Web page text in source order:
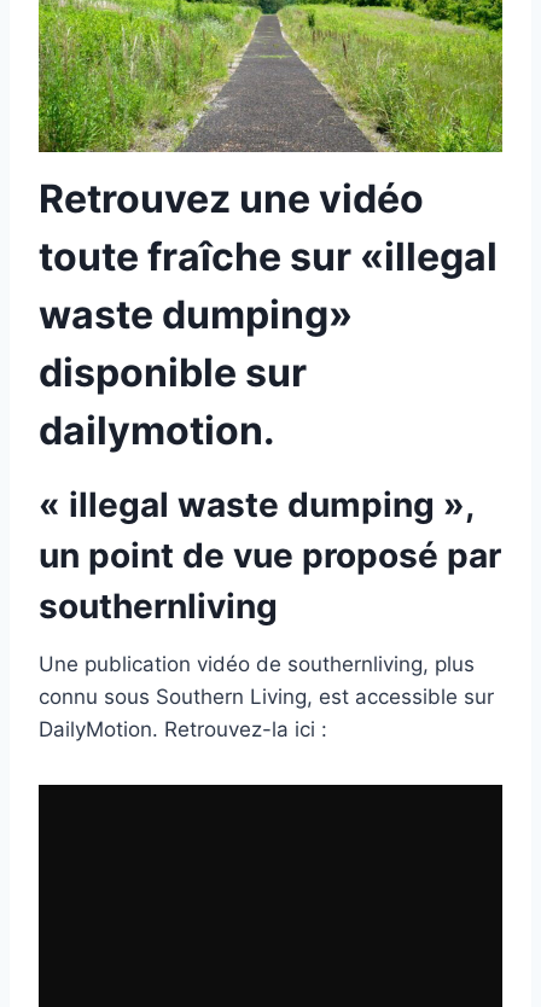
Retrouvez une vidéo
toute fraîche sur «illegal
waste dumping»
disponible sur
dailymotion.
« illegal waste dumping »,
un point de vue proposé par
southernliving
Une publication vidéo de southernliving, plus
connu sous Southern Living, est accessible sur
DailyMotion. Retrouvez-la ici :